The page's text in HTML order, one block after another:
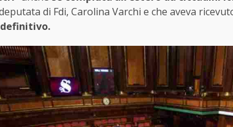
di Fdi, Carolina Varchi e che aveva